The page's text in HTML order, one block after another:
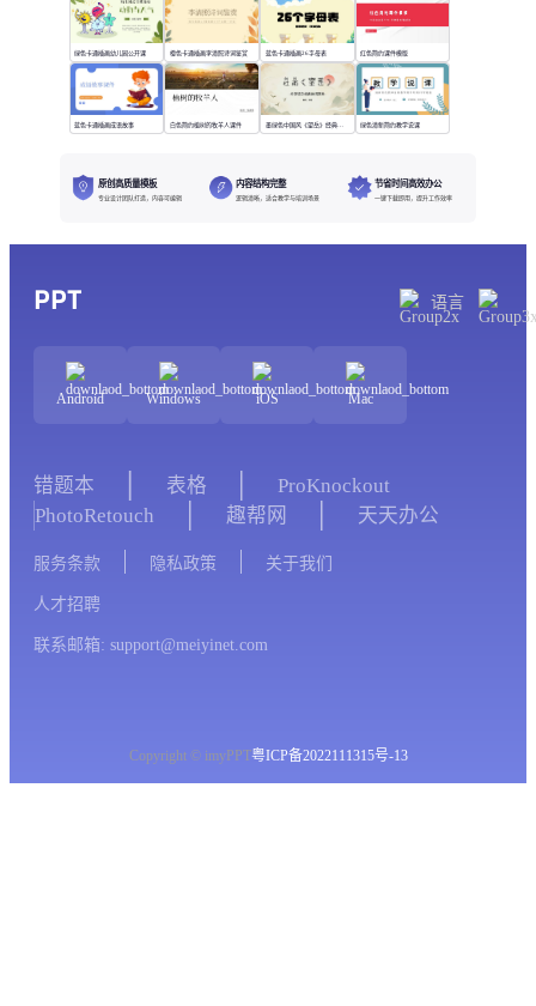
绿色卡通插画幼儿园公开课 橙色卡通插画李清照诗词鉴赏 蓝色卡通插画26字母表 红色简约课件模版
蓝色卡通插画成语故事 白色简约植树的牧羊人课件 墨绿色中国风《望岳》经典诗词欣赏 绿色清新简约教学说课
原创高质量模板
专业设计团队打造，内容可编辑
内容结构完整
逻辑清晰，适合教学与培训场景
节省时间高效办公
一键下载即用，提升工作效率
PPT 语言
Android Windows iOS Mac
错题本 表格
ProKnockout
PhotoRetouch
趣帮网 天天办公
服务条款 隐私政策 关于我们
人才招聘
联系邮箱: support@meiyinet.com
Copyright © imyPPT粤ICP备2022111315号-13